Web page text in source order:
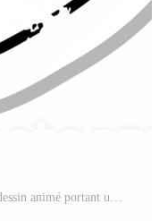
autocollant en détresse d'une baleine de dessin animé portant un chapeau PNG Pro